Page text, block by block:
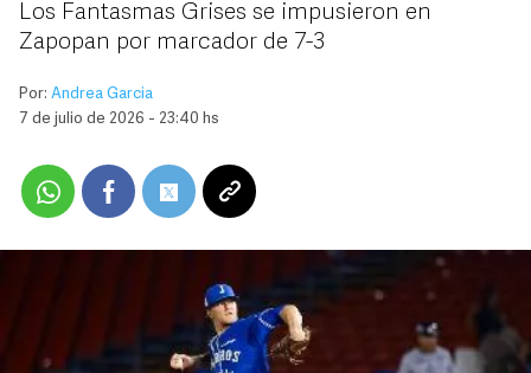
Los Fantasmas Grises se impusieron en
Zapopan por marcador de 7-3
Por: Andrea Garcia
7 de julio de 2026 - 23:40 hs